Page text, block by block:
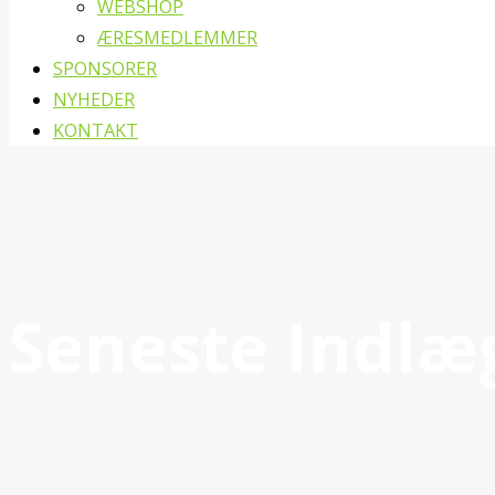
WEBSHOP
ÆRESMEDLEMMER
SPONSORER
NYHEDER
KONTAKT